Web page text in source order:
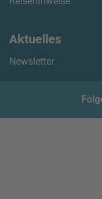
Aktuelles
Newsletter